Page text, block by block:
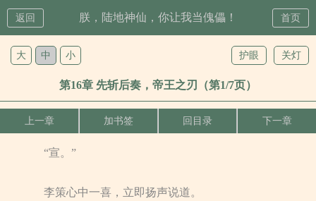
返回 朕，陆地神仙，你让我当傀儡！ 首页
关灯
护眼
大 中 小
第16章 先斩后奏，帝王之刃（第1/7页）
上一章 加书签 回目录 下一章
“宣。”
李策心中一喜，立即扬声说道。